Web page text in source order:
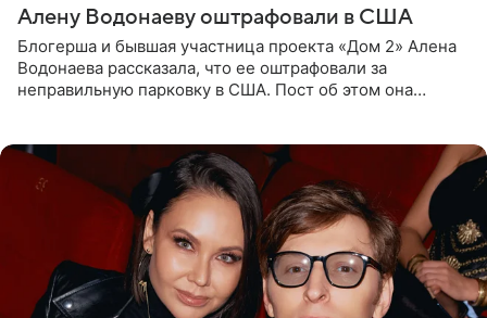
Алену Водонаеву оштрафовали в США
Блогерша и бывшая участница проекта «Дом 2» Алена
Водонаева рассказала, что ее оштрафовали за
неправильную парковку в США. Пост об этом она